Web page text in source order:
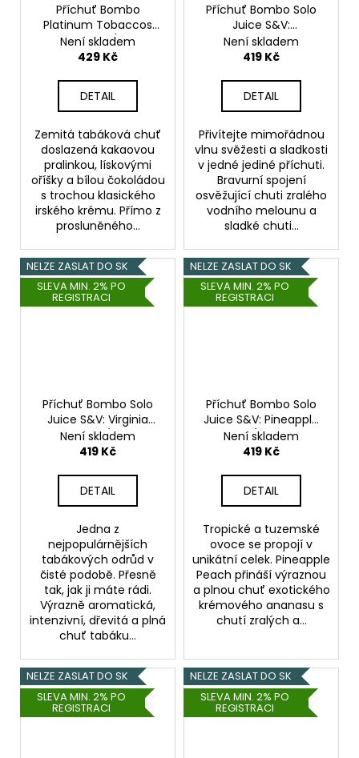
Příchuť Bombo
Platinum Tobaccos
S&V: Culmen (Tabák s
pralinkou, čokoládou a
Není skladem
429 Kč
DETAIL
Zemitá tabáková chuť
doslazená kakaovou
pralinkou, lískovými
oříšky a bílou čokoládou
s trochou klasického
irského krému. Přímo z
prosluněného...
Příchuť Bombo Solo
Juice S&V:
Watermelon
Strawberry (Vodní
Není skladem
419 Kč
DETAIL
Přivítejte mimořádnou
vlnu svěžesti a sladkosti
v jedné jediné příchuti.
Bravurní spojení
osvěžující chuti zralého
vodního melounu a
sladké chuti...
NELZE ZASLAT DO SK
SLEVA MIN. 2% PO
REGISTRACI
Příchuť Bombo Solo
Juice S&V: Virginia
Tobacco (Tabák
Virginia) 15ml
Není skladem
419 Kč
DETAIL
Jedna z
nejpopulárnějších
tabákových odrůd v
čisté podobě. Přesně
tak, jak ji máte rádi.
Výrazně aromatická,
intenzivní, dřevitá a plná
chuť tabáku...
NELZE ZASLAT DO SK
SLEVA MIN. 2% PO
REGISTRACI
Příchuť Bombo Solo
Juice S&V: Pineapple
Peach (Ananas a
broskev) 15ml
Není skladem
419 Kč
DETAIL
Tropické a tuzemské
ovoce se propojí v
unikátní celek. Pineapple
Peach přináší výraznou
a plnou chuť exotického
krémového ananasu s
chutí zralých a...
NELZE ZASLAT DO SK
SLEVA MIN. 2% PO
REGISTRACI
NELZE ZASLAT DO SK
SLEVA MIN. 2% PO
REGISTRACI